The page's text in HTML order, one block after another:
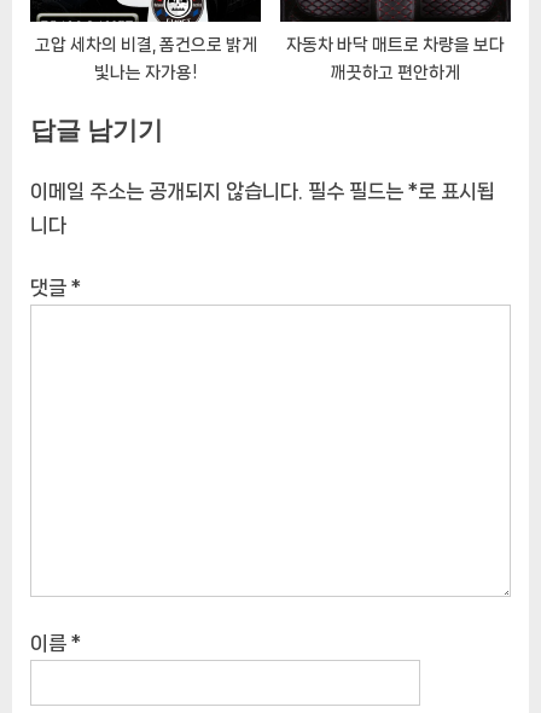
고압 세차의 비결, 폼건으로 밝게
빛나는 자가용!
자동차 바닥 매트로 차량을 보다
깨끗하고 편안하게
답글 남기기
이메일 주소는 공개되지 않습니다. 필수 필드는 *로 표시됩
니다
댓글 *
이름 *